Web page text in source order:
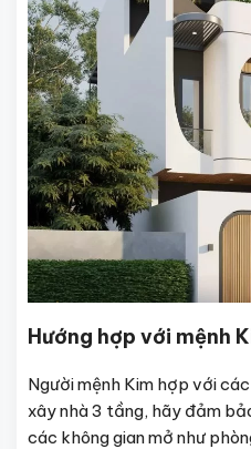
Hướng hợp với mệnh
Người mệnh Kim hợp với
xây nhà 3 tầng, hãy đảm
các không gian mở như